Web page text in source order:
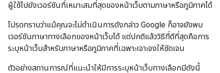
ผู้ใช้ไปยังเวอร์ชันที่เหมาะสมที่สุดของหน้าเว็บตามภาษาหรือภูมิภาคได้
โปรดทราบว่าแม้คุณจะไม่ดำเนินการดังกล่าว Google ก็อาจยังพบ
เวอร์ชันภาษาทางเลือกของหน้าเว็บได้ แต่ปกติแล้ววิธีที่ดีที่สุดคือการ
ระบุหน้าเว็บสำหรับภาษาหรือภูมิภาคที่เฉพาะเจาะจงให้ชัดเจน
ตัวอย่างสถานการณ์ที่แนะนำให้มีการระบุหน้าเว็บทางเลือกมีดังนี้